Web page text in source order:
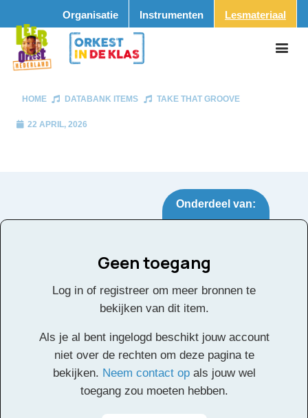
Organisatie Instrumenten Lesmateriaal
HOME DATABANK ITEMS TAKE THAT GROOVE
22 APRIL, 2026
Onderdeel van:
Take that groove
Facebook
TwitterEmailPinterestLinkedIn
Delen
Geen toegang
Log in of registreer om meer bronnen te
bekijken van dit item.
Als je al bent ingelogd beschikt jouw account
niet over de rechten om deze pagina te
bekijken. Neem contact opals jouw wel
toegang zou moeten hebben.
Alle rechten voorbehouden